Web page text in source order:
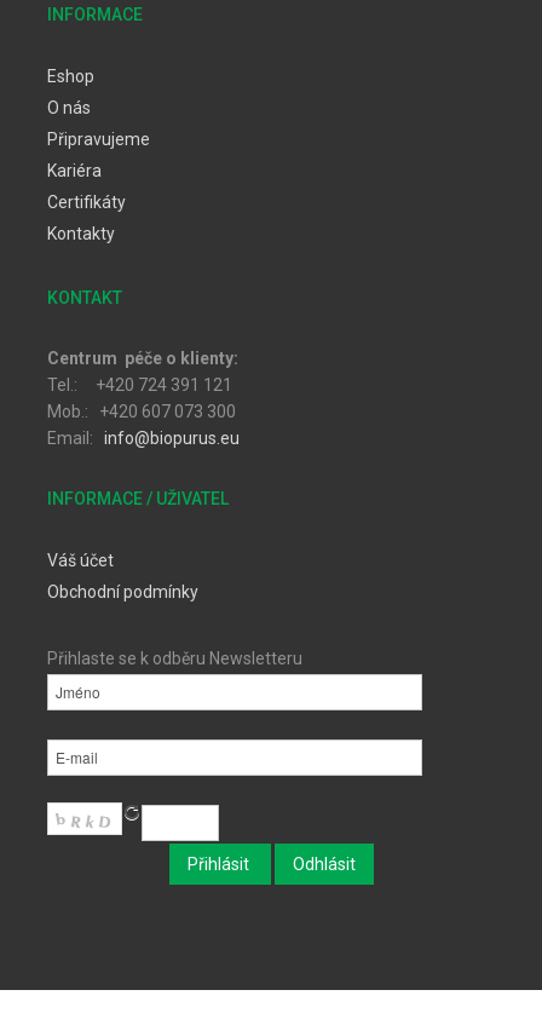
INFORMACE
Eshop
O nás
Připravujeme
Kariéra
Certifikáty
Kontakty
KONTAKT
Centrum péče o klienty:
Tel.: +420 724 391 121
Mob.: +420 607 073 300
Email: info@biopurus.eu
INFORMACE / UŽIVATEL
Váš účet
Obchodní podmínky
Přihlaste se k odběru Newsletteru